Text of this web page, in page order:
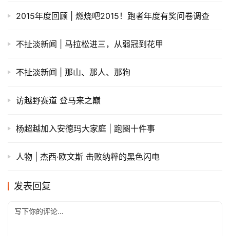
2015年度回顾 | 燃烧吧2015！跑者年度有奖问卷调查
不扯淡新闻 | 马拉松进三，从弱冠到花甲
不扯淡新闻 | 那山、那人、那狗
访越野赛道 登马来之巅
杨超越加入安德玛大家庭 | 跑圈十件事
人物 | 杰西·欧文斯 击败纳粹的黑色闪电
发表回复